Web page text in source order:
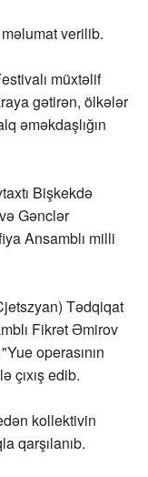
verilib.
müxtəlif
gətirən, ölkələr
əməkdaşlığın
Bişkekdə
Gənclər
Ansamblı milli
Tədqiqat
Fikrət Əmirov
operasının
çıxış edib.
kollektivin
qarşılanıb.